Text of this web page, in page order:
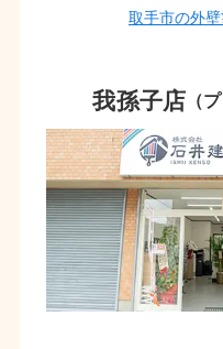
取手市の外
我孫子店 （